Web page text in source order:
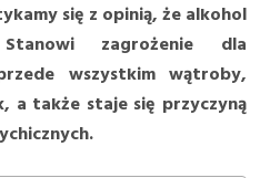
się z opinią, że alkohol
zagrożenie dla
wszystkim wątroby,
a także staje się przyczyną